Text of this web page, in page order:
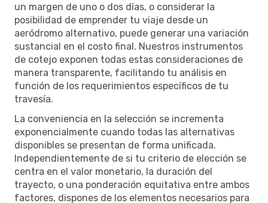
un margen de uno o dos días, o considerar la
posibilidad de emprender tu viaje desde un
aeródromo alternativo, puede generar una variación
sustancial en el costo final. Nuestros instrumentos
de cotejo exponen todas estas consideraciones de
manera transparente, facilitando tu análisis en
función de los requerimientos específicos de tu
travesía.
La conveniencia en la selección se incrementa
exponencialmente cuando todas las alternativas
disponibles se presentan de forma unificada.
Independientemente de si tu criterio de elección se
centra en el valor monetario, la duración del
trayecto, o una ponderación equitativa entre ambos
factores, dispones de los elementos necesarios para